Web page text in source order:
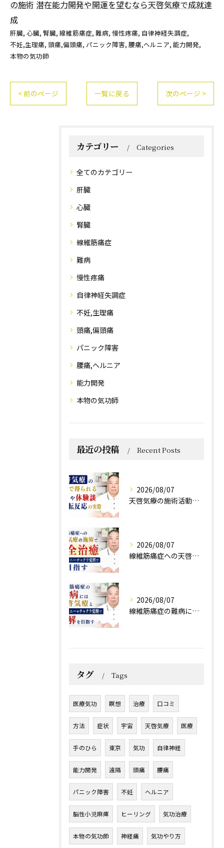
の施術 潜在能力開発や開運を望むなら天啓気療で成就達
成
肝臓 心臓 腎臓 線維筋痛症 難病 慢性疼痛 自律神経失調症
不妊,生理痛 頭痛,偏頭痛 パニック障害 腰痛,ヘルニア 能力開発
本物の気功師
< 前のページ 一覧に戻る 次のページ >
カテゴリー Categories
全てのカテゴリー
肝臓
心臓
腎臓
線維筋痛症
難病
慢性疼痛
自律神経失調症
不妊,生理痛
頭痛,偏頭痛
パニック障害
腰痛,ヘルニア
能力開発
本物の気功師
最近の投稿 Recent Posts
2026/08/07
天啓気療の施術活動で得られる効果や体験談と好転反応の実際
2026/08/07
線維筋痛症への天啓気療の施術で完全治癒クンダリニーチャクラ覚醒で目指す
2026/08/07
線維筋痛症の難病には天啓気療とクンダリニーやチャクラ覚醒で寛解を目指す
タグ Tags
医療気功 瞑想 治療 口コミ
方法 症状 宇宙 天啓気療 医療
手のひら 東京 気功 自律神経
能力開発 遠隔 頭痛 腰痛
パニック障害 不妊 ヘルニア
脳性小児麻痺 ヒーリング 気功治療
本物の気功師 神経痛 気功やり方